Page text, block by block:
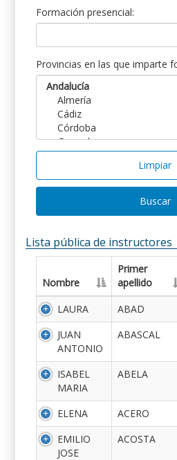
Formación presencial:
Provincias en las que imparte
Limpiar
Buscar
Lista pública de instructores
Nombre
Primer
apellido
LAURA
ABAD
JUAN
ANTONIO
ABASCAL
ISABEL
MARIA
ABELA
ELENA ACERO
EMILIO
JOSE
ACOSTA